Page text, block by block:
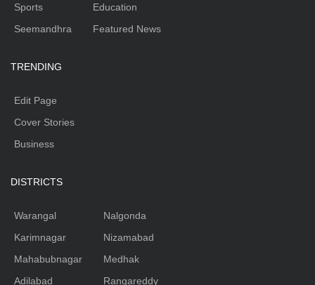
Sports
Seemandhra
Education
Featured News
TRENDING
Edit Page
Cover Stories
Business
DISTRICTS
Warangal
Karimnagar
Mahabubnagar
Adilabad
Nalgonda
Nizamabad
Medhak
Rangareddy